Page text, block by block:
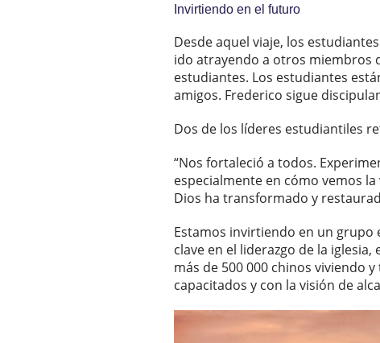
Invirtiendo en el futuro
Desde aquel viaje, los
ido atrayendo a otros miembros
estudiantes. Los estudiantes
amigos. Frederico sigue
Dos de los líderes estudiantiles
“Nos fortaleció a todos.
especialmente en cómo vemos
Dios ha transformado y
Estamos invirtiendo en un
clave en el liderazgo de la
más de 500 000 chinos viviendo
capacitados y con la visión de